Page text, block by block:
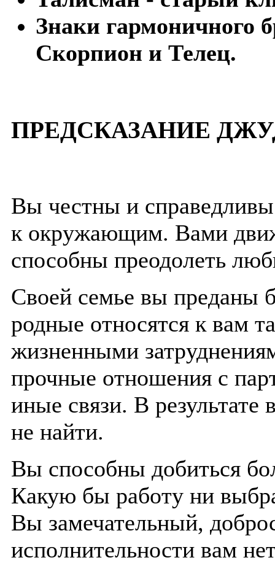
Знаки гармоничного
Скорпион и Телец.
ПРЕДСКАЗАНИЕ
Вы честны и
к окружающим. Вами
способны преодолеть
Своей семье вы преданы
родные относятся к вам
жизненными
прочные отношения с
иные связи. В
не найти.
Вы способны добиться
Какую бы работу ни
Вы замечательный,
исполнительности вам